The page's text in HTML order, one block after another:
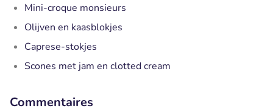
Mini-croque monsieurs
Olijven en kaasblokjes
Caprese-stokjes
Scones met jam en clotted cream
Commentaires